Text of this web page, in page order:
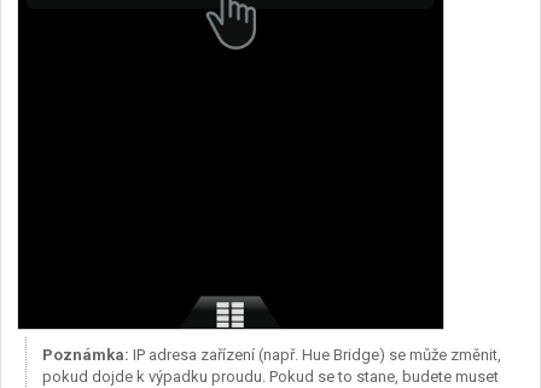
Poznámka: IP adresa zařízení (např. Hue Bridge) se může změnit,
pokud dojde k výpadku proudu. Pokud se to stane, budete muset